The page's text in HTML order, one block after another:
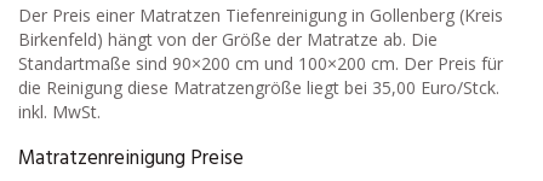
Der Preis einer Matratzen Tiefenreinigung in Gollenberg (Kreis
Birkenfeld) hängt von der Größe der Matratze ab. Die
Standartmaße sind 90×200 cm und 100×200 cm. Der Preis für
die Reinigung diese Matratzengröße liegt bei 35,00 Euro/Stck.
inkl. MwSt.
Matratzenreinigung Preise